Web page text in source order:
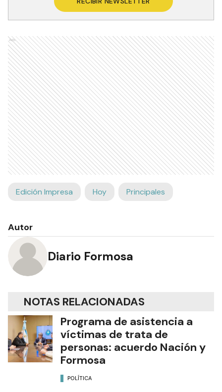
Ads
Edición Impresa Hoy Principales
Autor
Diario Formosa
NOTAS RELACIONADAS
Programa de asistencia a
víctimas de trata de
personas: acuerdo Nación y
Formosa
POLÍTICA